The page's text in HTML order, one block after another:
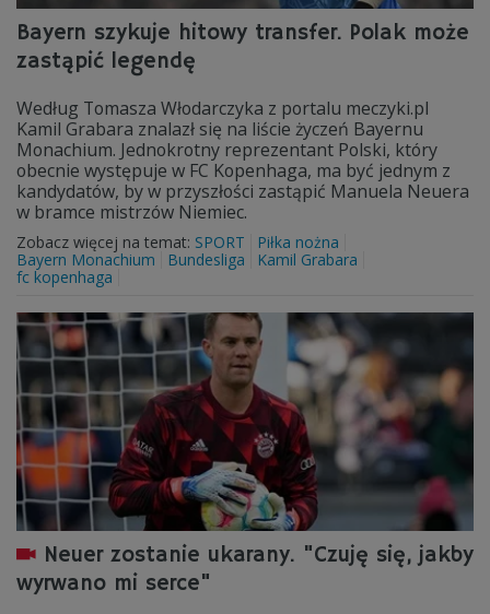
Bayern szykuje hitowy transfer. Polak może
zastąpić legendę
Według Tomasza Włodarczyka z portalu meczyki.pl
Kamil Grabara znalazł się na liście życzeń Bayernu
Monachium. Jednokrotny reprezentant Polski, który
obecnie występuje w FC Kopenhaga, ma być jednym z
kandydatów, by w przyszłości zastąpić Manuela Neuera
w bramce mistrzów Niemiec.
Zobacz więcej na temat: SPORT
Piłka nożna
Bayern Monachium
Bundesliga
Kamil Grabara
fc kopenhaga
Neuer zostanie ukarany. "Czuję się, jakby
wyrwano mi serce"